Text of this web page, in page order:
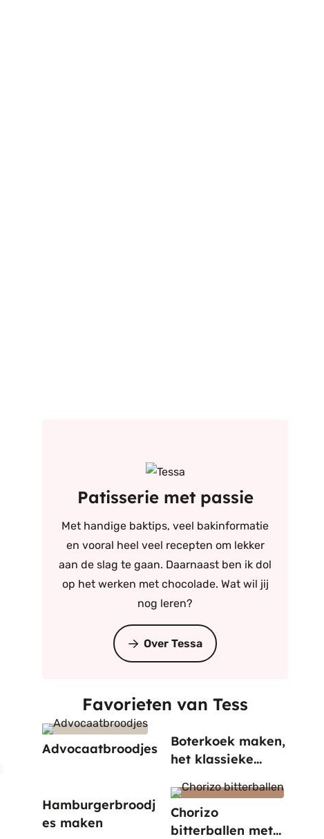
Patisserie met passie
Met handige baktips, veel bakinformatie
en vooral heel veel recepten om lekker
aan de slag te gaan. Daarnaast ben ik dol
op het werken met chocolade. Wat wil jij
nog leren?
Over Tessa
Favorieten van Tess
Advocaatbroodjes
Boterkoek maken,
het klassieke
Hamburgerbroodj
es maken
Chorizo
bitterballen met